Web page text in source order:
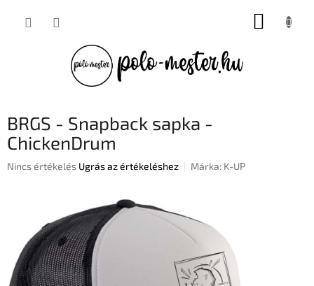
KOSÁR
BRGS - Snapback sapka -
ChickenDrum
A
csillag.
Nincs értékelés Ugrás az értékeléshez Márka: K-UP